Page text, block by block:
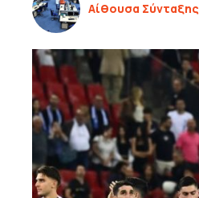
Αίθουσα Σύνταξης